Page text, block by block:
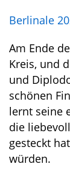
Berlinale
Am Ende
Kreis, und
und
schönen
lernt seine
die
gesteckt
würden.